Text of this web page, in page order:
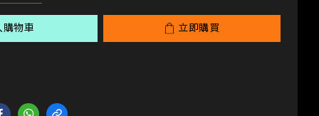
購物車 立即購買